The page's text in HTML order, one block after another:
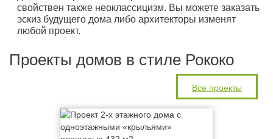
свойствен также неоклассицизм. Вы можете заказать
эскиз будущего дома либо архитекторы изменят
любой проект.
Проекты домов в стиле Рококо
Все проекты